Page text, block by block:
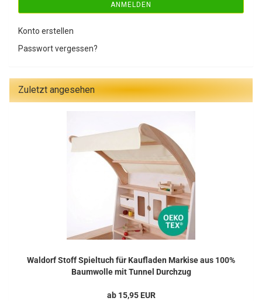
ANMELDEN
Konto erstellen
Passwort vergessen?
Zuletzt angesehen
Waldorf Stoff Spieltuch für Kaufladen Markise aus 100%
Baumwolle mit Tunnel Durchzug
ab 15,95 EUR